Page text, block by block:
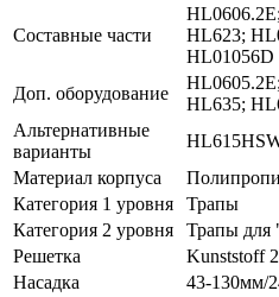
Составные части
HL623;
HL01056D
Доп. оборудование
HL635;
Альтернативные
варианты
Материал корпуса
Категория 1 уровня
Трапы
Категория 2 уровня
Трапы для
Решетка
Kunststoff
Насадка
43-130мм/